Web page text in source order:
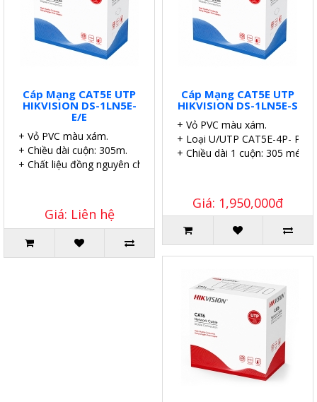
Cáp Mạng CAT5E UTP
HIKVISION DS-1LN5E-
E/E
+ Vỏ PVC màu xám.
+ Chiều dài cuộn: 305m.
+ Chất liệu đồng nguyên chất.
Giá: Liên hệ
Cáp Mạng CAT5E UTP
HIKVISION DS-1LN5E-S
+ Vỏ PVC màu xám.
+ Loại U/UTP CAT5E-4P-
+ Chiều dài 1 cuộn: 305 mét.
Giá: 1,950,000đ